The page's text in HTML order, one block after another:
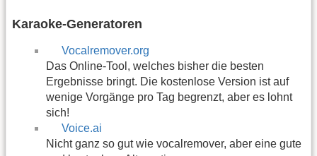
Karaoke-Generatoren
Vocalremover.org
Das Online-Tool, welches bisher die besten
Ergebnisse bringt. Die kostenlose Version ist auf
wenige Vorgänge pro Tag begrenzt, aber es lohnt
sich!
Voice.ai
Nicht ganz so gut wie vocalremover, aber eine gute